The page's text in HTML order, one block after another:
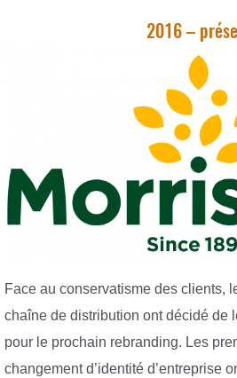
2016 –
Face au conservatisme des clients,
chaîne de distribution ont décidé de
pour le prochain rebranding. Les
changement d’identité d’entreprise